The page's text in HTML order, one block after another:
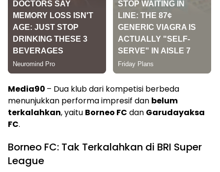
Media90 – Dua klub dari kompetisi berbeda
menunjukkan performa impresif dan belum
terkalahkan, yaitu Borneo FC dan Garudayaksa
FC.
Borneo FC: Tak Terkalahkan di BRI Super
League